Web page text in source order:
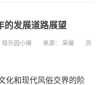
的发展道路展望
极乐园小编 来源： 采编
浏
化和现代风俗交界的阶